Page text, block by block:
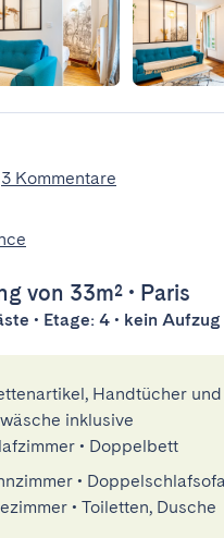
3 Kommentare
von 33m² • Paris
• Etage: 4 • kein Aufzug
Handtücher und
inklusive
• Doppelbett
• Doppelschlafsofa
• Toiletten, Dusche